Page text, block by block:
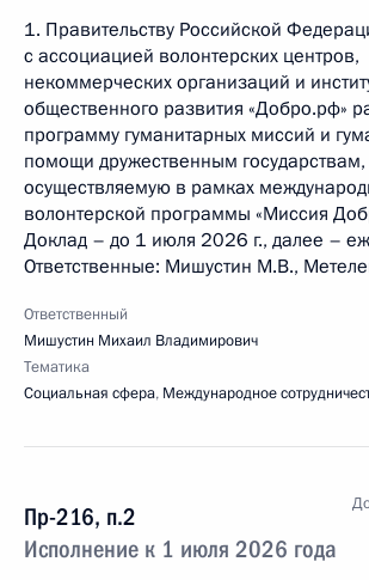
1. Правительству Российской
с ассоциацией волонтерских центров,
некоммерческих организаций и
общественного развития «Добро.рф»
программу гуманитарных миссий и
помощи дружественным государствам,
осуществляемую в рамках
волонтерской программы «Миссия
Доклад – до 1 июля 2026 г., далее –
Ответственные: Мишустин М.В.,
Ответственный
Мишустин Михаил Владимирович
Тематика
Социальная сфера, Международное
Пр-216, п.2
Исполнение к 1 июля 2026 года